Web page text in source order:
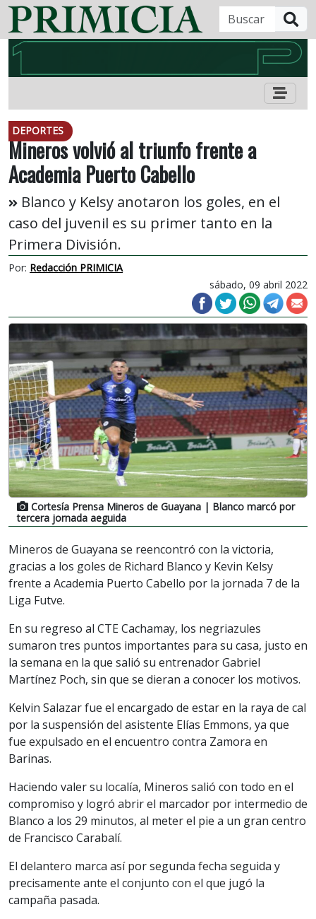
DEPORTES
Mineros volvió al triunfo frente a
Academia Puerto Cabello
Blanco y Kelsy anotaron los goles, en el
caso del juvenil es su primer tanto en la
Primera División.
Por: Redacción PRIMICIA
sábado, 09 abril 2022
Cortesía Prensa Mineros de Guayana | Blanco marcó por
tercera jornada aeguida
Mineros de Guayana se reencontró con la victoria,
gracias a los goles de Richard Blanco y Kevin Kelsy
frente a Academia Puerto Cabello por la jornada 7 de la
Liga Futve.
En su regreso al CTE Cachamay, los negriazules
sumaron tres puntos importantes para su casa, justo en
la semana en la que salió su entrenador Gabriel
Martínez Poch, sin que se dieran a conocer los motivos.
Kelvin Salazar fue el encargado de estar en la raya de cal
por la suspensión del asistente Elías Emmons, ya que
fue expulsado en el encuentro contra Zamora en
Barinas.
Haciendo valer su localía, Mineros salió con todo en el
compromiso y logró abrir el marcador por intermedio de
Blanco a los 29 minutos, al meter el pie a un gran centro
de Francisco Carabalí.
El delantero marca así por segunda fecha seguida y
precisamente ante el conjunto con el que jugó la
campaña pasada.